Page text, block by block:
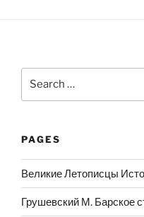
PAGES
Великие Летописцы
Грушевский М. Барское